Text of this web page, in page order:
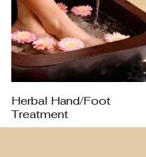
Herbal Hand/Foot
Treatment